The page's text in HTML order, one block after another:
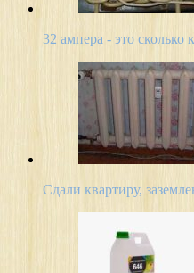
32 ампера - это сколько
Сдали квартиру,